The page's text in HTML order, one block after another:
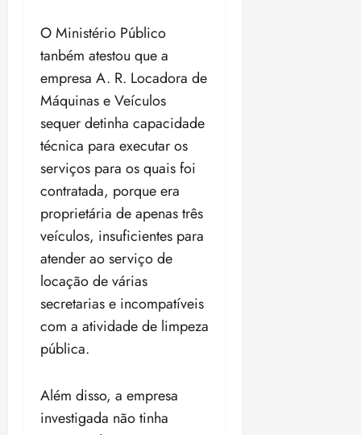
O Ministério Público
tanbém atestou que a
empresa A. R. Locadora de
Máquinas e Veículos
sequer detinha capacidade
técnica para executar os
serviços para os quais foi
contratada, porque era
proprietária de apenas três
veículos, insuficientes para
atender ao serviço de
locação de várias
secretarias e incompatíveis
com a atividade de limpeza
pública.
Além disso, a empresa
investigada não tinha